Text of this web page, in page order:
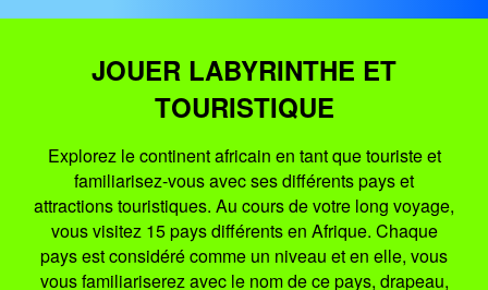
JOUER LABYRINTHE ET
TOURISTIQUE
Explorez le continent africain en tant que touriste et
familiarisez-vous avec ses différents pays et
attractions touristiques. Au cours de votre long voyage,
vous visitez 15 pays différents en Afrique. Chaque
pays est considéré comme un niveau et en elle, vous
vous familiariserez avec le nom de ce pays, drapeau,